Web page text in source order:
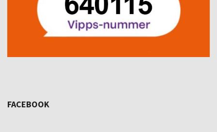
FACEBOOK